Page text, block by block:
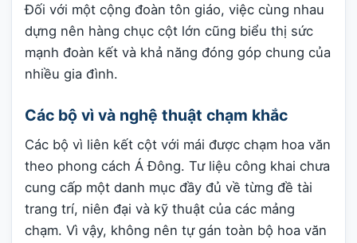
Đối với một cộng đoàn tôn giáo, việc cùng nhau
dựng nên hàng chục cột lớn cũng biểu thị sức
mạnh đoàn kết và khả năng đóng góp chung của
nhiều gia đình.
Các bộ vì và nghệ thuật chạm khắc
Các bộ vì liên kết cột với mái được chạm hoa văn
theo phong cách Á Đông. Tư liệu công khai chưa
cung cấp một danh mục đầy đủ về từng đề tài
trang trí, niên đại và kỹ thuật của các mảng
chạm. Vì vậy, không nên tự gán toàn bộ hoa văn